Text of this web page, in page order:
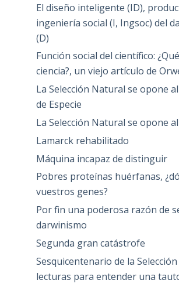
El diseño inteligente (ID),
ingeniería social (I, Ingsoc) del
(D)
Función social del científico:
ciencia?, un viejo artículo de
La Selección Natural se opone
de Especie
La Selección Natural se opone
Lamarck rehabilitado
Máquina incapaz de distinguir
Pobres proteínas huérfanas,
vuestros genes?
Por fin una poderosa razón de
darwinismo
Segunda gran catástrofe
Sesquicentenario de la
lecturas para entender una